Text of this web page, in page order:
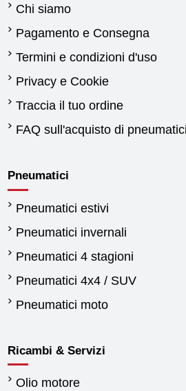
Chi siamo
Pagamento e Consegna
Termini e condizioni d'uso
Privacy e Cookie
Traccia il tuo ordine
FAQ sull'acquisto di
Pneumatici
Pneumatici estivi
Pneumatici invernali
Pneumatici 4 stagioni
Pneumatici 4x4 / SUV
Pneumatici moto
Ricambi & Servizi
Olio motore